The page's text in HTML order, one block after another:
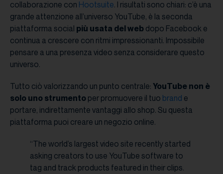
collaborazione con Hootsuite. I risultati sono chiari: c’è una
grande attenzione all’universo YouTube, è la seconda
piattaforma social più usata del web dopo Facebook e
continua a crescere con ritmi impressionanti. Impossibile
pensare a una presenza video senza considerare questo
universo.
Tutto ciò valorizzando un punto centrale: YouTube non è
solo uno strumento per promuovere il tuo brand e
portare, indirettamente vantaggi allo shop. Su questa
piattaforma puoi creare un negozio online.
“The world’s largest video site recently started
asking creators to use YouTube software to
tag and track products featured in their clips.